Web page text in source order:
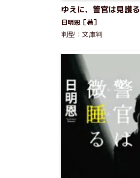
ゆえに、警官は見護る
日明恩［著］
判型：文庫判